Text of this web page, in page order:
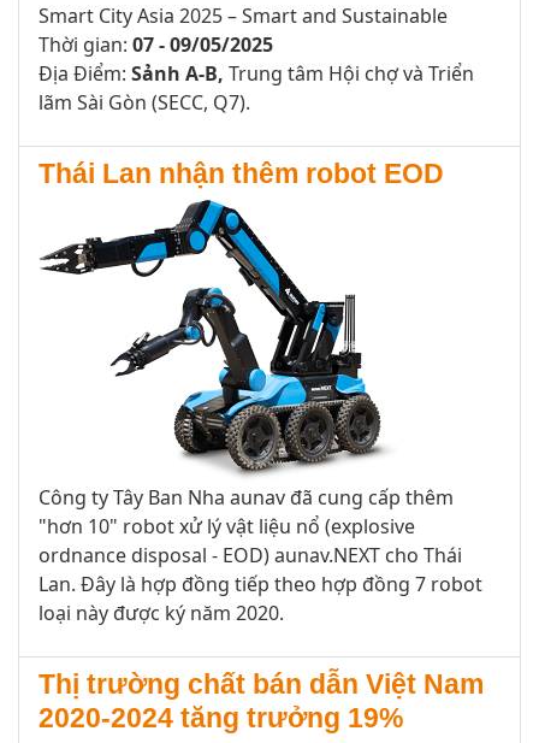
Smart City Asia 2025 – Smart and Sustainable
Thời gian: 07 - 09/05/2025
Địa Điểm: Sảnh A-B, Trung tâm Hội chợ và Triển
lãm Sài Gòn (SECC, Q7).
Thái Lan nhận thêm robot EOD
Công ty Tây Ban Nha aunav đã cung cấp thêm
"hơn 10" robot xử lý vật liệu nổ (explosive
ordnance disposal - EOD) aunav.NEXT cho Thái
Lan. Đây là hợp đồng tiếp theo hợp đồng 7 robot
loại này được ký năm 2020.
Thị trường chất bán dẫn Việt Nam
2020-2024 tăng trưởng 19%